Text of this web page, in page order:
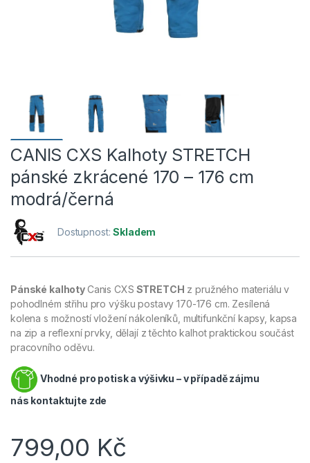
CANIS CXS Kalhoty STRETCH
pánské zkrácené 170 – 176 cm
modrá/černá
Dostupnost:Skladem
Pánské kalhotyCanis CXS STRETCH z pružného materiálu v
pohodlném střihu pro výšku postavy 170-176 cm. Zesílená
kolena s možností vložení nákoleníků, multifunkční kapsy, kapsa
na zip a reflexní prvky, dělají z těchto kalhot praktickou součást
pracovního oděvu.
Vhodné pro potisk a výšivku – v případě zájmu
nás kontaktujte zde
799,00 Kč